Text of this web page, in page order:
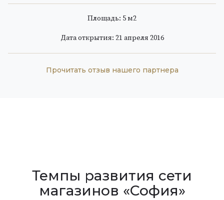
Площадь: 5 м2
Дата открытия: 21 апреля 2016
Прочитать отзыв нашего партнера
Темпы развития сети
магазинов «София»